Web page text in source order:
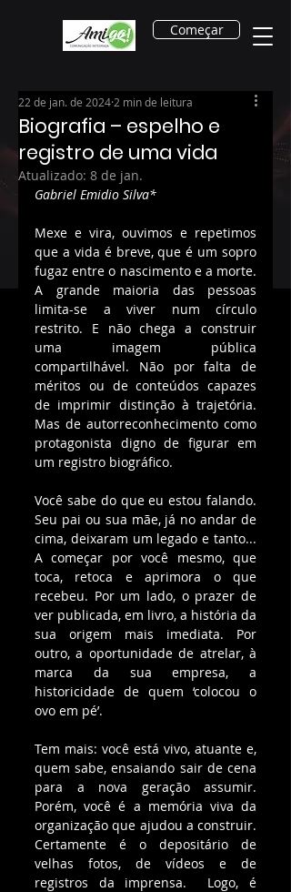
Começar
Biografia – espelho e
registro de uma vida
22 de jan. de 2024 2 min de leitura
Atualizado: 8 de jan.
Gabriel Emidio Silva*
Mexe e vira, ouvimos e repetimos
que a vida é breve, que é um sopro
fugaz entre o nascimento e a morte.
A grande maioria das pessoas
limita-se a viver num círculo
restrito. E não chega a construir
uma imagem pública
compartilhável. Não por falta de
méritos ou de conteúdos capazes
de imprimir distinção à trajetória.
Mas de autorreconhecimento como
protagonista digno de figurar em
um registro biográfico.
Você sabe do que eu estou falando.
Seu pai ou sua mãe, já no andar de
cima, deixaram um legado e tanto...
A começar por você mesmo, que
toca, retoca e aprimora o que
recebeu. Por um lado, o prazer de
ver publicada, em livro, a história da
sua origem mais imediata. Por
outro, a oportunidade de atrelar, à
marca da sua empresa, a
historicidade de quem ‘colocou o
ovo em pé’.
Tem mais: você está vivo, atuante e,
quem sabe, ensaiando sair de cena
para a nova geração assumir.
Porém, você é a memória viva da
organização que ajudou a construir.
Certamente é o depositário de
velhas fotos, de vídeos e de
registros da imprensa.  Logo, é